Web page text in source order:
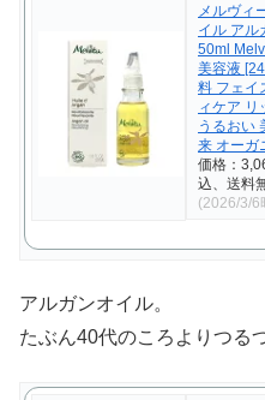
メルヴィ
イル アル
50ml
美容液
料 フェイ
ィケア リ
うるおい
来 オーガ
価格：
込、送料
(2026/3/6
アルガンオイル。
たぶん40代のころよりつる